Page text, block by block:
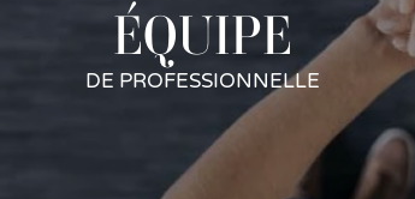
ÉQUIPE
DE PROFESSIONNELLE